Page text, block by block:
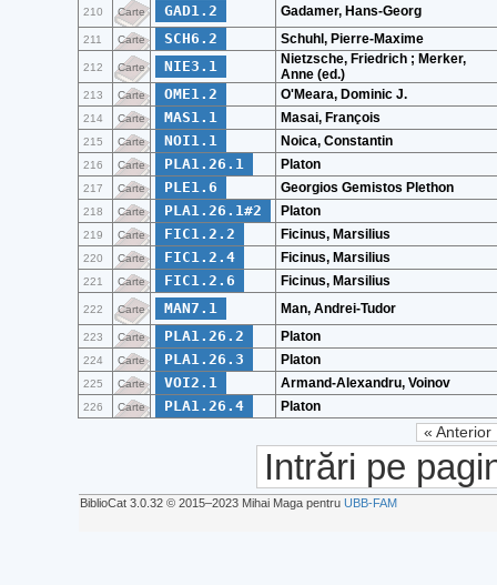
210 Carte GAD1.2 Gadamer, Hans-Georg
211 Carte SCH6.2 Schuhl, Pierre-Maxime
212 Carte NIE3.1
Nietzsche, Friedrich ; Merker,
Anne (ed.)
213 Carte OME1.2 O'Meara, Dominic J.
214 Carte MAS1.1 Masai, François
215 Carte NOI1.1 Noica, Constantin
216 Carte PLA1.26.1 Platon
217 Carte PLE1.6 Georgios Gemistos Plethon
218 Carte PLA1.26.1#2 Platon
219 Carte FIC1.2.2 Ficinus, Marsilius
220 Carte FIC1.2.4 Ficinus, Marsilius
221 Carte FIC1.2.6 Ficinus, Marsilius
222 Carte MAN7.1 Man, Andrei-Tudor
223 Carte PLA1.26.2 Platon
224 Carte PLA1.26.3 Platon
225 Carte VOI2.1 Armand-Alexandru, Voinov
226 Carte PLA1.26.4 Platon
« Anterior
Intrări pe
BiblioCat 3.0.32 © 2015‒2023 Mihai Maga pentru UBB-FAM